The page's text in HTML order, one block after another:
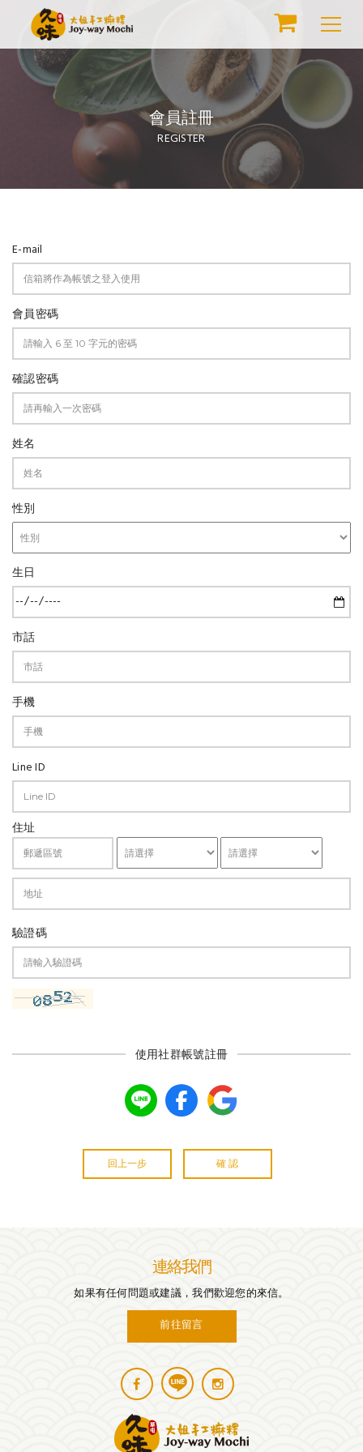
會員註冊
REGISTER
E-mail
會員密碼
確認密碼
姓名
性別
生日
市話
手機
Line ID
住址
驗證碼
使用社群帳號註冊
回上一步 確 認
連絡我們
如果有任何問題或建議，我們歡迎您的來信。
前往留言